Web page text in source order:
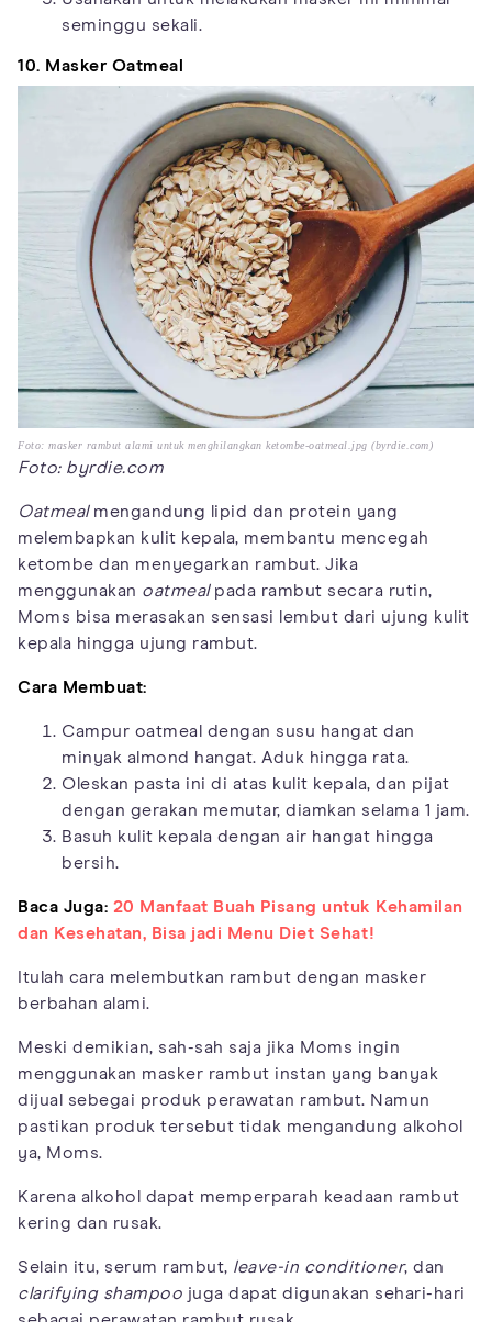
seminggu sekali.
10. Masker Oatmeal
Foto: masker rambut alami untuk menghilangkan ketombe-oatmeal.jpg (byrdie.com)
Foto: byrdie.com
Oatmealmengandung lipid dan protein yang
melembapkan kulit kepala, membantu mencegah
ketombe dan menyegarkan rambut. Jika
menggunakan oatmealpada rambut secara rutin,
Moms bisa merasakan sensasi lembut dari ujung kulit
kepala hingga ujung rambut.
Cara Membuat:
Campur oatmeal dengan susu hangat dan
minyak almond hangat. Aduk hingga rata.
Oleskan pasta ini di atas kulit kepala, dan pijat
dengan gerakan memutar, diamkan selama 1 jam.
Basuh kulit kepala dengan air hangat hingga
bersih.
Baca Juga: 20 Manfaat Buah Pisang untuk Kehamilan
dan Kesehatan, Bisa jadi Menu Diet Sehat!
Itulah cara melembutkan rambut dengan masker
berbahan alami.
Meski demikian, sah-sah saja jika Moms ingin
menggunakan masker rambut instan yang banyak
dijual sebegai produk perawatan rambut. Namun
pastikan produk tersebut tidak mengandung alkohol
ya, Moms.
Karena alkohol dapat memperparah keadaan rambut
kering dan rusak.
Selain itu, serum rambut, leave-in conditioner, dan
clarifying shampoo juga dapat digunakan sehari-hari